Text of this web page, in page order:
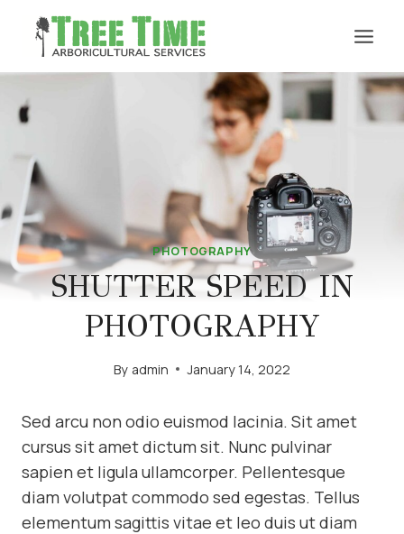
content
PHOTOGRAPHY
SHUTTER SPEED IN
PHOTOGRAPHY
By admin January 14, 2022
Sed arcu non odio euismod lacinia. Sit amet
cursus sit amet dictum sit. Nunc pulvinar
sapien et ligula ullamcorper. Pellentesque
diam volutpat commodo sed egestas. Tellus
elementum sagittis vitae et leo duis ut diam